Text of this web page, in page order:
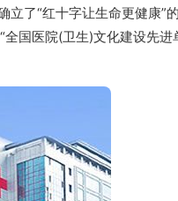
了“红十字让生命更健康”
国医院(卫生)文化建设先进